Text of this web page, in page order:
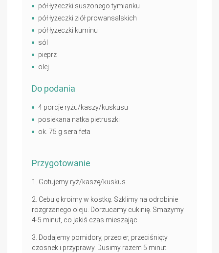
pół łyżeczki suszonego tymianku
pół łyżeczki ziół prowansalskich
pół łyżeczki kuminu
sól
pieprz
olej
Do podania
4 porcje ryżu/kaszy/kuskusu
posiekana natka pietruszki
ok. 75 g sera feta
Przygotowanie
Gotujemy ryż/kaszę/kuskus.
Cebulę kroimy w kostkę. Szklimy na odrobinie
rozgrzanego oleju. Dorzucamy cukinię. Smażymy
4-5 minut, co jakiś czas mieszając.
Dodajemy pomidory, przecier, przeciśnięty
czosnek i przyprawy. Dusimy razem 5 minut.